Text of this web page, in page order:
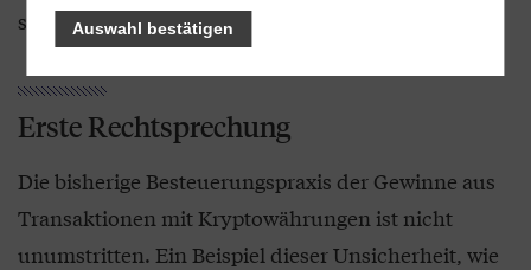
steuermindernd zu berücksichtigen.
Erste Rechtsprechung
Die bisherige Besteuerungspraxis der Gewinne aus
Transaktionen mit Kryptowährungen ist nicht
unumstritten. Ein Beispiel dieser Unsicherheit, wie
Auswahl bestätigen